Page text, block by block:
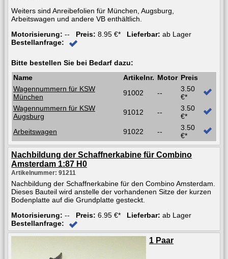
Weiters sind Anreibefolien für München, Augsburg,
Arbeitswagen und andere VB enthältlich.
Motorisierung: -- Preis: 8.95 €* Lieferbar: ab Lager
Bestellanfrage:
Bitte bestellen Sie bei Bedarf dazu:
Name
Artikelnr. Motor Preis
Wagennummern für KSW
München
91002 --
3.50
€*
Wagennummern für KSW
Augsburg
91012 --
3.50
€*
Arbeitswagen
91022 --
3.50
€*
Nachbildung der Schaffnerkabine für Combino
Amsterdam 1:87 H0
Artikelnummer: 91211
Nachbildung der Schaffnerkabine für den Combino Amsterdam.
Dieses Bauteil wird anstelle der vorhandenen Sitze der kurzen
Bodenplatte auf die Grundplatte gesteckt.
Motorisierung: -- Preis: 6.95 €* Lieferbar: ab Lager
Bestellanfrage:
1 Paar